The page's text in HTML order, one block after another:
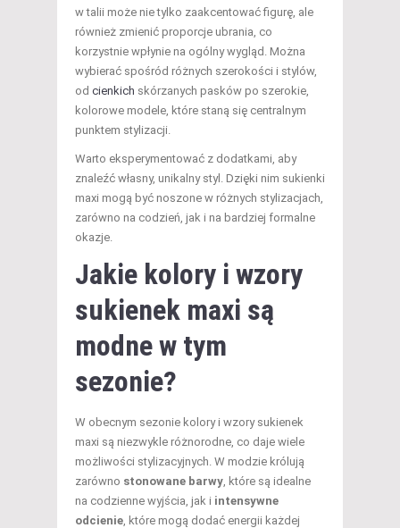
w talii może nie tylko zaakcentować figurę, ale
również zmienić proporcje ubrania, co
korzystnie wpłynie na ogólny wygląd. Można
wybierać spośród różnych szerokości i stylów,
od cienkich skórzanych pasków po szerokie,
kolorowe modele, które staną się centralnym
punktem stylizacji.
Warto eksperymentować z dodatkami, aby
znaleźć własny, unikalny styl. Dzięki nim sukienki
maxi mogą być noszone w różnych stylizacjach,
zarówno na codzień, jak i na bardziej formalne
okazje.
Jakie kolory i wzory
sukienek maxi są
modne w tym
sezonie?
W obecnym sezonie kolory i wzory sukienek
maxi są niezwykle różnorodne, co daje wiele
możliwości stylizacyjnych. W modzie królują
zarówno stonowane barwy , które są idealne
na codzienne wyjścia, jak i intensywne
odcienie , które mogą dodać energii każdej